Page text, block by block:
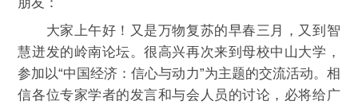
朋友：
大家上午好！又是万物复苏的早春三月，又到智
慧迸发的岭南论坛。很高兴再次来到母校中山大学，
参加以“中国经济：信心与动力”为主题的交流活动。相
信各位专家学者的发言和与会人员的讨论，必将给广